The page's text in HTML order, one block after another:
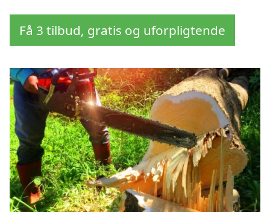
Få 3 tilbud, gratis og uforpligtende